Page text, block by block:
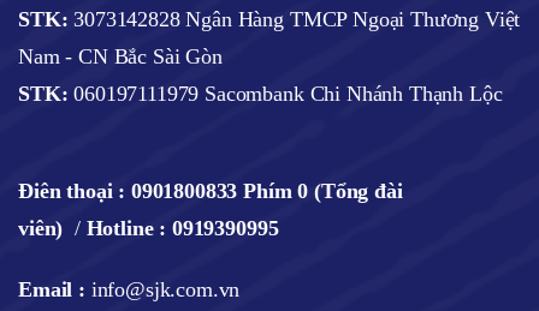
STK: 3073142828 Ngân Hàng TMCP Ngoại Thương Việt
Nam - CN Bắc Sài Gòn
STK:060197111979 Sacombank Chi Nhánh Thạnh Lộc
Điên thoại : 0901800833 Phím 0 (Tổng đài
viên) / Hotline : 0919390995
Email : info@sjk.com.vn